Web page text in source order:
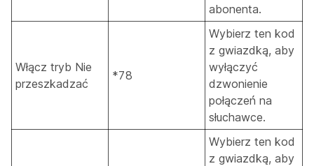
abonenta.
Włącz tryb Nie
przeszkadzać
*78
Wybierz ten kod
z gwiazdką, aby
wyłączyć
dzwonienie
połączeń na
słuchawce.
Wybierz ten kod
z gwiazdką, aby